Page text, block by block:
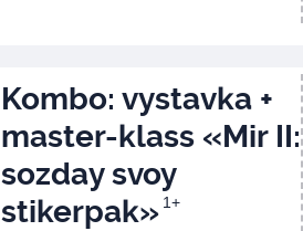
Kombo: vystavka +
master-klass «Mir II:
sozday svoy
stikerpak» 1+